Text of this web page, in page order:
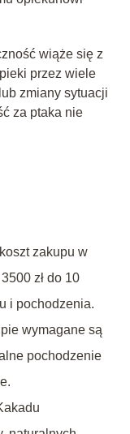
wiąże się z
przez wiele
zmiany sytuacji
za ptaka nie
zakupu w
zł do 10
i pochodzenia.
wymagane są
pochodzenie